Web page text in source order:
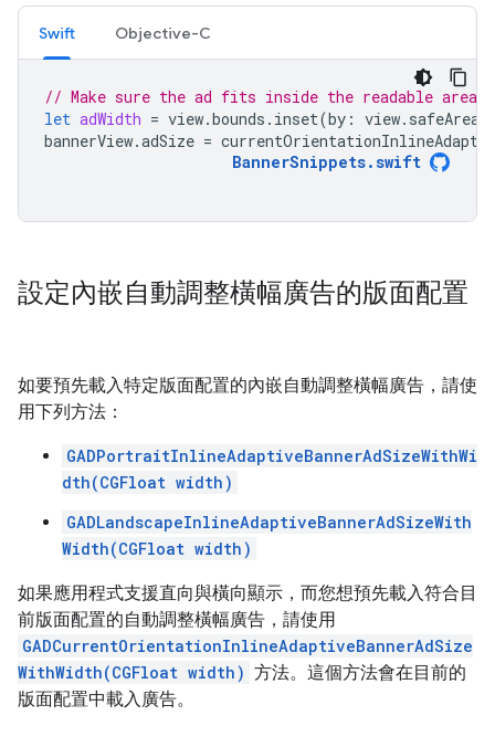
Swift Objective-C
// Make sure the ad fits inside the readable area.
let adWidth = view.bounds . inset(by : view.
bannerView.adSize =
BannerSnippets.swift
設定內嵌自動調整橫幅廣告的版面配置
如要預先載入特定版面配置的內嵌自動調整橫幅廣告，請使
用下列方法：
GADPortraitInlineAdaptiveBannerAdSizeWithWi
dth(CGFloat width)
GADLandscapeInlineAdaptiveBannerAdSizeWith
Width(CGFloat width)
如果應用程式支援直向與橫向顯示，而您想預先載入符合目
前版面配置的自動調整橫幅廣告，請使用
GADCurrentOrientationInlineAdaptiveBannerAdSize
WithWidth(CGFloat width) 方法。這個方法會在目前的
版面配置中載入廣告。